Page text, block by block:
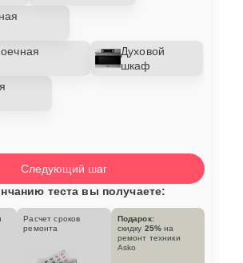
Духовой
шкаф
Следующий шаг
теста вы получаете:
Расчет сроков
ремонта
Подарок:
скидку 25% на
ремонт техники
Asko